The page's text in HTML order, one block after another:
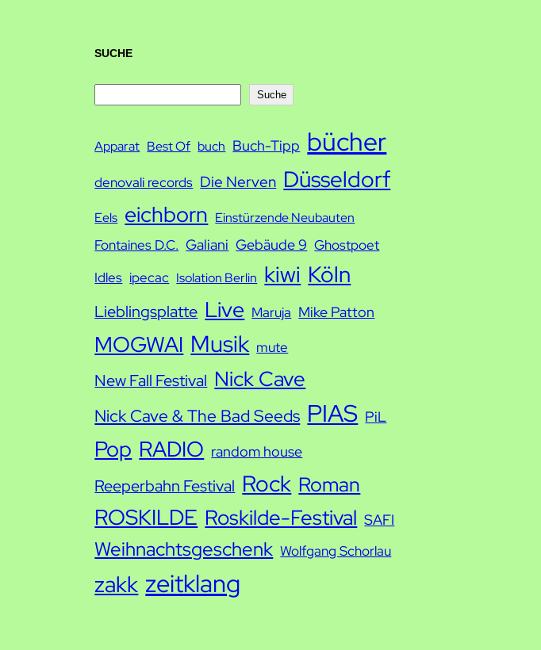
SUCHE
c
Suche
Apparat Best Of buch Buch-Tipp bücher
denovali records Die Nerven Düsseldorf
Eels eichborn Einstürzende Neubauten
Fontaines D.C. Galiani Gebäude 9 Ghostpoet
Idles ipecac Isolation Berlin kiwi Köln
Lieblingsplatte Live Maruja Mike Patton
MOGWAI Musik mute
New Fall Festival Nick Cave
Nick Cave & The Bad Seeds PIAS PiL
Pop RADIO random house
Reeperbahn Festival Rock Roman
ROSKILDE Roskilde-Festival SAFI
Weihnachtsgeschenk Wolfgang Schorlau
zakk zeitklang